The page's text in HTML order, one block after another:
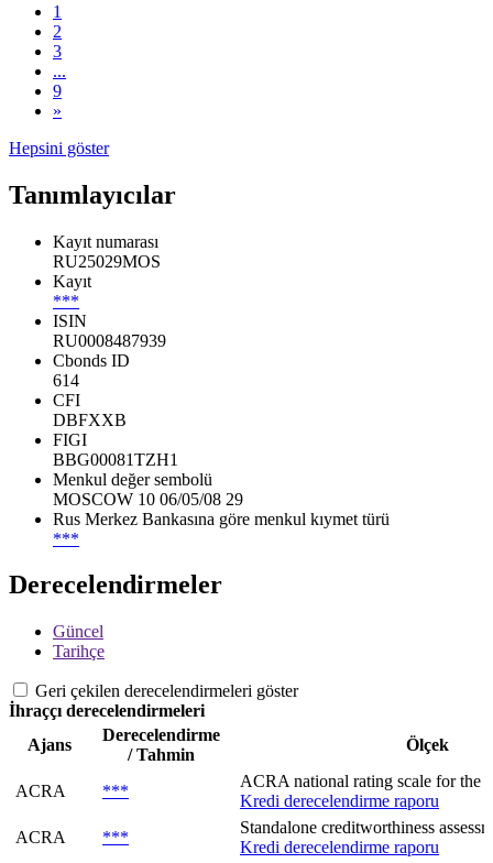
1
2
3
...
9
»
Hepsini göster
Tanımlayıcılar
Kayıt numarası
RU25029MOS
Kayıt
***
ISIN
RU0008487939
Cbonds ID
614
CFI
DBFXXB
FIGI
BBG00081TZH1
Menkul değer sembolü
MOSCOW 10 06/05/08 29
Rus Merkez Bankasına göre menkul kıymet türü
***
Derecelendirmeler
Güncel
Tarihçe
Geri çekilen derecelendirmeleri göster
İhraççı derecelendirmeleri
Ajans
Derecelendirme
/ Tahmin
Ölçek
ACRA ***
ACRA national rating scale for the
Kredi derecelendirme raporu
ACRA
***
Standalone creditworthiness
Kredi derecelendirme raporu